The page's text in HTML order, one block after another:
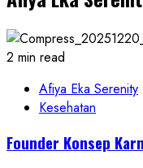
2 min read
Afiya Eka Serenity
Kesehatan
Founder Konsep